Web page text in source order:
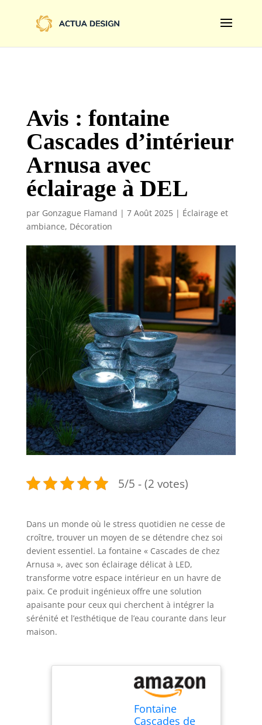
family=Limelight&display=swap');
Avis : fontaine
Cascades d’intérieur
Arnusa avec
éclairage à DEL
par Gonzague Flamand | 7 Août 2025| Éclairage et
ambiance, Décoration
5/5 - (2 votes)
Dans un monde où le stress quotidien ne cesse de
croître, trouver un moyen de se détendre chez soi
devient essentiel. La fontaine « Cascades de chez
Arnusa », avec son éclairage délicat à LED,
transforme votre espace intérieur en un havre de
paix. Ce produit ingénieux offre une solution
apaisante pour ceux qui cherchent à intégrer la
sérénité et l’esthétique de l’eau courante dans leur
maison.
Fontaine
Cascades de